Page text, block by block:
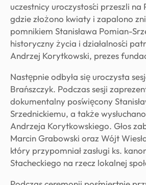
uczestnicy uroczystości przeszli na
gdzie złożono kwiaty i zapalono
pomnikiem Stanisława Pomian-
historyczny życia i działalności
Andrzej Korytkowski, prezes
Następnie odbyła się uroczysta
Brańszczyk. Podczas sesji
dokumentalny poświęcony
Srzednickiemu, a także
Andrzeja Korytkowskiego. Głos
Marcin Grabowski oraz Wójt
który przypomniał zasługi ks.
Stacheckiego na rzecz lokalnej